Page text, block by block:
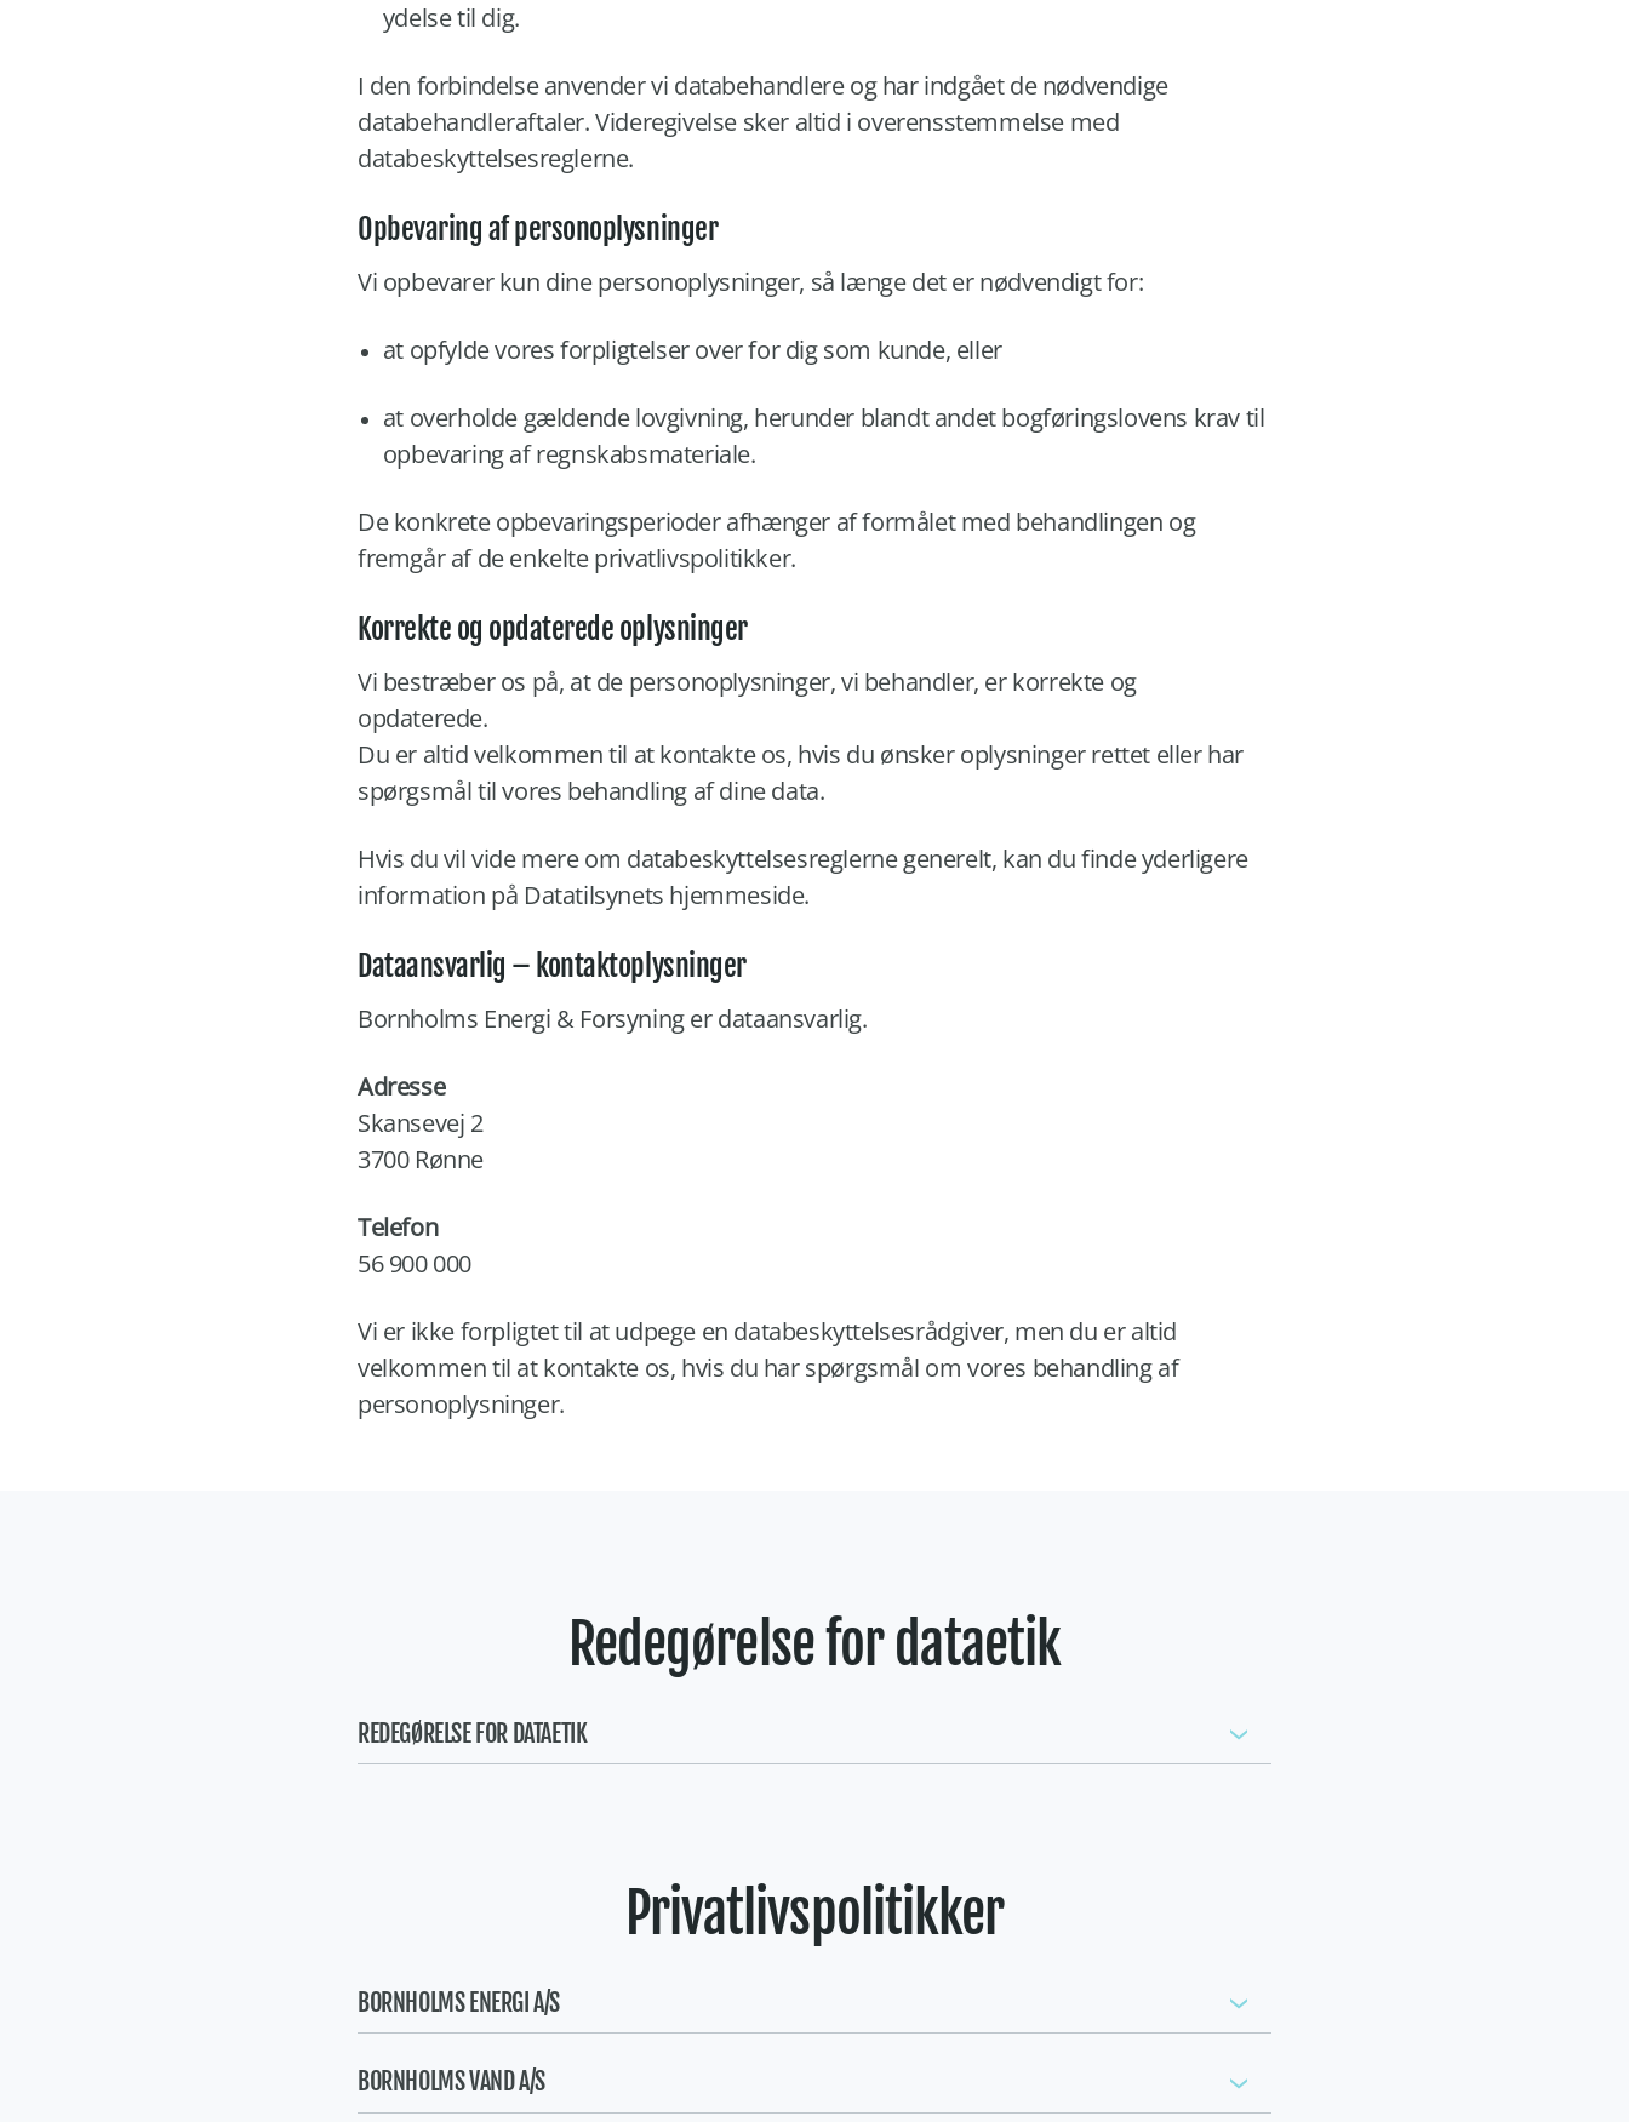
ydelse til dig.
I den forbindelse anvender vi databehandlere og har indgået de nødvendige
databehandleraftaler. Videregivelse sker altid i overensstemmelse med
databeskyttelsesreglerne.
Opbevaring af personoplysninger
Vi opbevarer kun dine personoplysninger, så længe det er nødvendigt for:
at opfylde vores forpligtelser over for dig som kunde, eller
at overholde gældende lovgivning, herunder blandt andet bogføringslovens krav til
opbevaring af regnskabsmateriale.
De konkrete opbevaringsperioder afhænger af formålet med behandlingen og
fremgår af de enkelte privatlivspolitikker.
Korrekte og opdaterede oplysninger
Vi bestræber os på, at de personoplysninger, vi behandler, er korrekte og
opdaterede.
Du er altid velkommen til at kontakte os, hvis du ønsker oplysninger rettet eller har
spørgsmål til vores behandling af dine data.
Hvis du vil vide mere om databeskyttelsesreglerne generelt, kan du finde yderligere
information på Datatilsynets hjemmeside.
Dataansvarlig – kontaktoplysninger
Bornholms Energi & Forsyning er dataansvarlig.
Adresse
Skansevej 2
3700 Rønne
Telefon
56 900 000
Vi er ikke forpligtet til at udpege en databeskyttelsesrådgiver, men du er altid
velkommen til at kontakte os, hvis du har spørgsmål om vores behandling af
personoplysninger.
Redegørelse for dataetik
REDEGØRELSE FOR DATAETIK
Privatlivspolitikker
BORNHOLMS ENERGI A/S
BORNHOLMS VAND A/S